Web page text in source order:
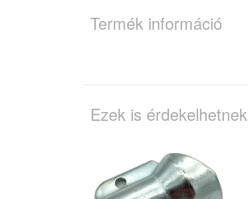
Termék információ
Ezek is érdekelhetnek